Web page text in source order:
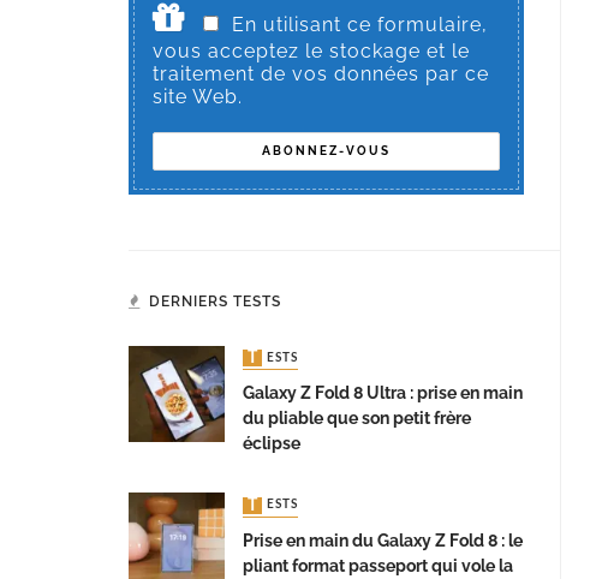
En utilisant ce formulaire,
vous acceptez le stockage et le
traitement de vos données par ce
site Web.
DERNIERS TESTS
TESTS
Galaxy Z Fold 8 Ultra : prise en main
du pliable que son petit frère
éclipse
TESTS
Prise en main du Galaxy Z Fold 8 : le
pliant format passeport qui vole la